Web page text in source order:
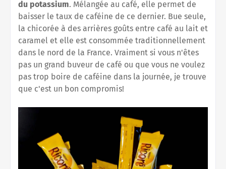
du potassium. Mélangée au café, elle permet de
baisser le taux de caféine de ce dernier. Bue seule,
la chicorée à des arrières goûts entre café au lait et
caramel et elle est consommée traditionnellement
dans le nord de la France. Vraiment si vous n'êtes
pas un grand buveur de café ou que vous ne voulez
pas trop boire de caféine dans la journée, je trouve
que c'est un bon compromis!